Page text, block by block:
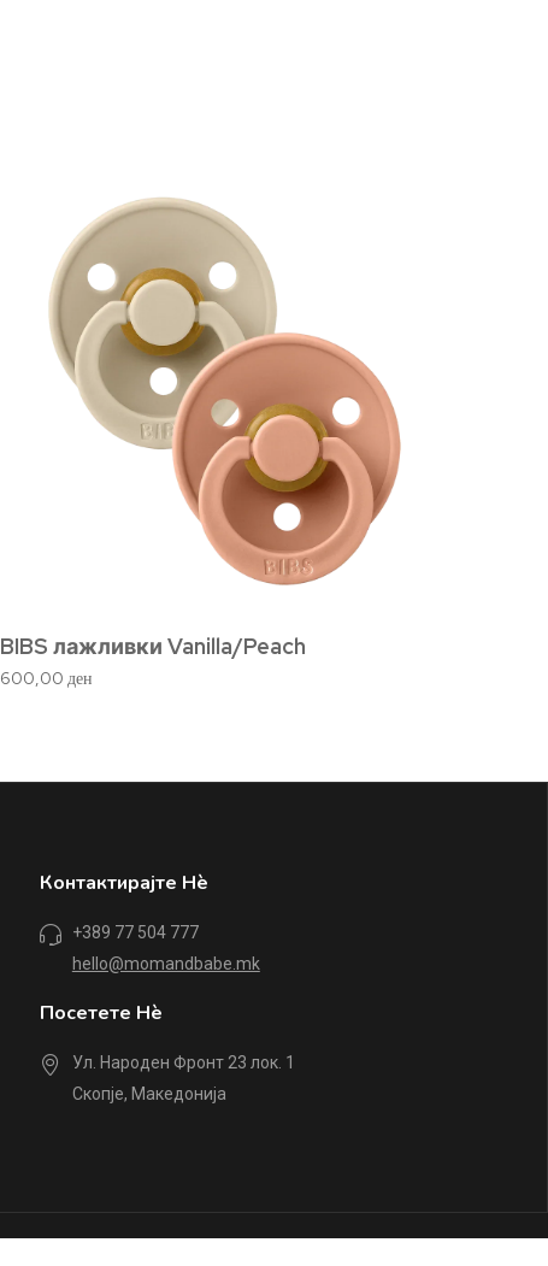
BIBS лажливки Vanilla/Peach
600,00 ден
Контактирајте Нè
+389 77 504 777
hello@momandbabe.mk
Посетете Нè
Ул. Народен Фронт 23 лок. 1
Скопје, Македонија